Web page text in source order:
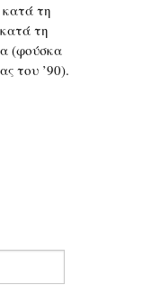
τη
τη
(φούσκα
του ’90).